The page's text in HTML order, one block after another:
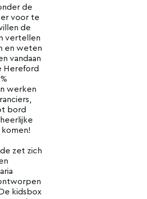
de
voor te
de
vertellen
en weten
vandaan
Hereford
werken
bord
zet zich
kidsbox